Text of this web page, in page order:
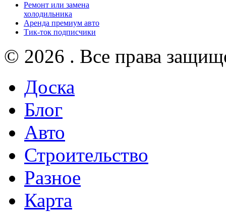
Ремонт или замена
холодильника
Аренда премиум авто
Тик-ток подписчики
© 2026 . Все права
Доска
Блог
Авто
Строительство
Разное
Карта